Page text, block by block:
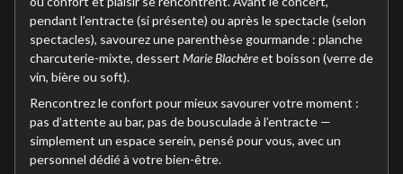
pendant l’entracte (si présente) ou après le spectacle (selon
spectacles), savourez une parenthèse gourmande : planche
charcuterie-mixte, dessert Marie Blachèreet boisson (verre de
vin, bière ou soft).
Rencontrez le confort pour mieux savourer votre moment :
pas d’attente au bar, pas de bousculade à l’entracte —
simplement un espace serein, pensé pour vous, avec un
personnel dédié à votre bien-être.